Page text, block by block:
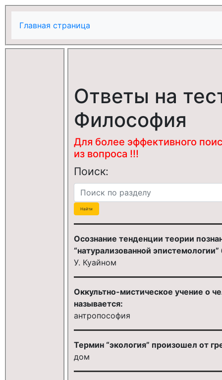
Главная страница
Ответы на
Философия
Для более эффективного
из вопроса !!!
Поиск:
Осознание тенденции теории
“натурализованной
У. Куайном
Оккультно-мистическое учение о
называется:
антропософия
Термин “экология” произошел от
дом